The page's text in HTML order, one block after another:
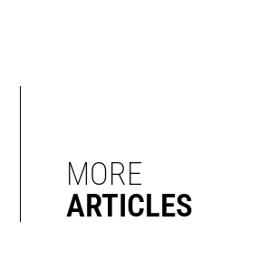
MORE
ARTICLES